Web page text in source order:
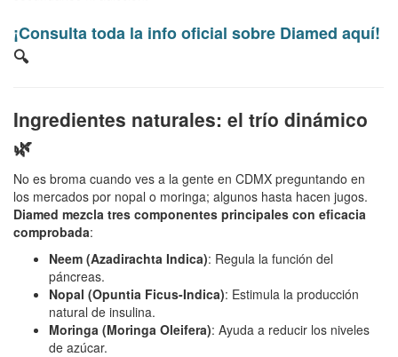
¡Consulta toda la info oficial sobre Diamed aquí!
🔍
Ingredientes naturales: el trío dinámico
🌿
No es broma cuando ves a la gente en CDMX preguntando en
los mercados por nopal o moringa; algunos hasta hacen jugos.
Diamed mezcla tres componentes principales con eficacia
comprobada:
Neem (Azadirachta Indica): Regula la función del
páncreas.
Nopal (Opuntia Ficus-Indica): Estimula la producción
natural de insulina.
Moringa (Moringa Oleifera): Ayuda a reducir los niveles
de azúcar.